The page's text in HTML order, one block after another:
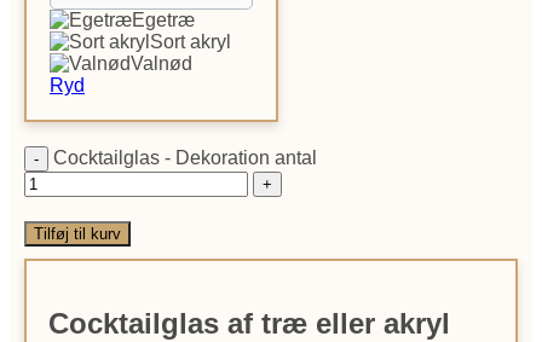
Egetræ
Sort akryl
Valnød
Ryd
Cocktailglas - Dekoration antal
Tilføj til kurv
Cocktailglas af træ eller akryl